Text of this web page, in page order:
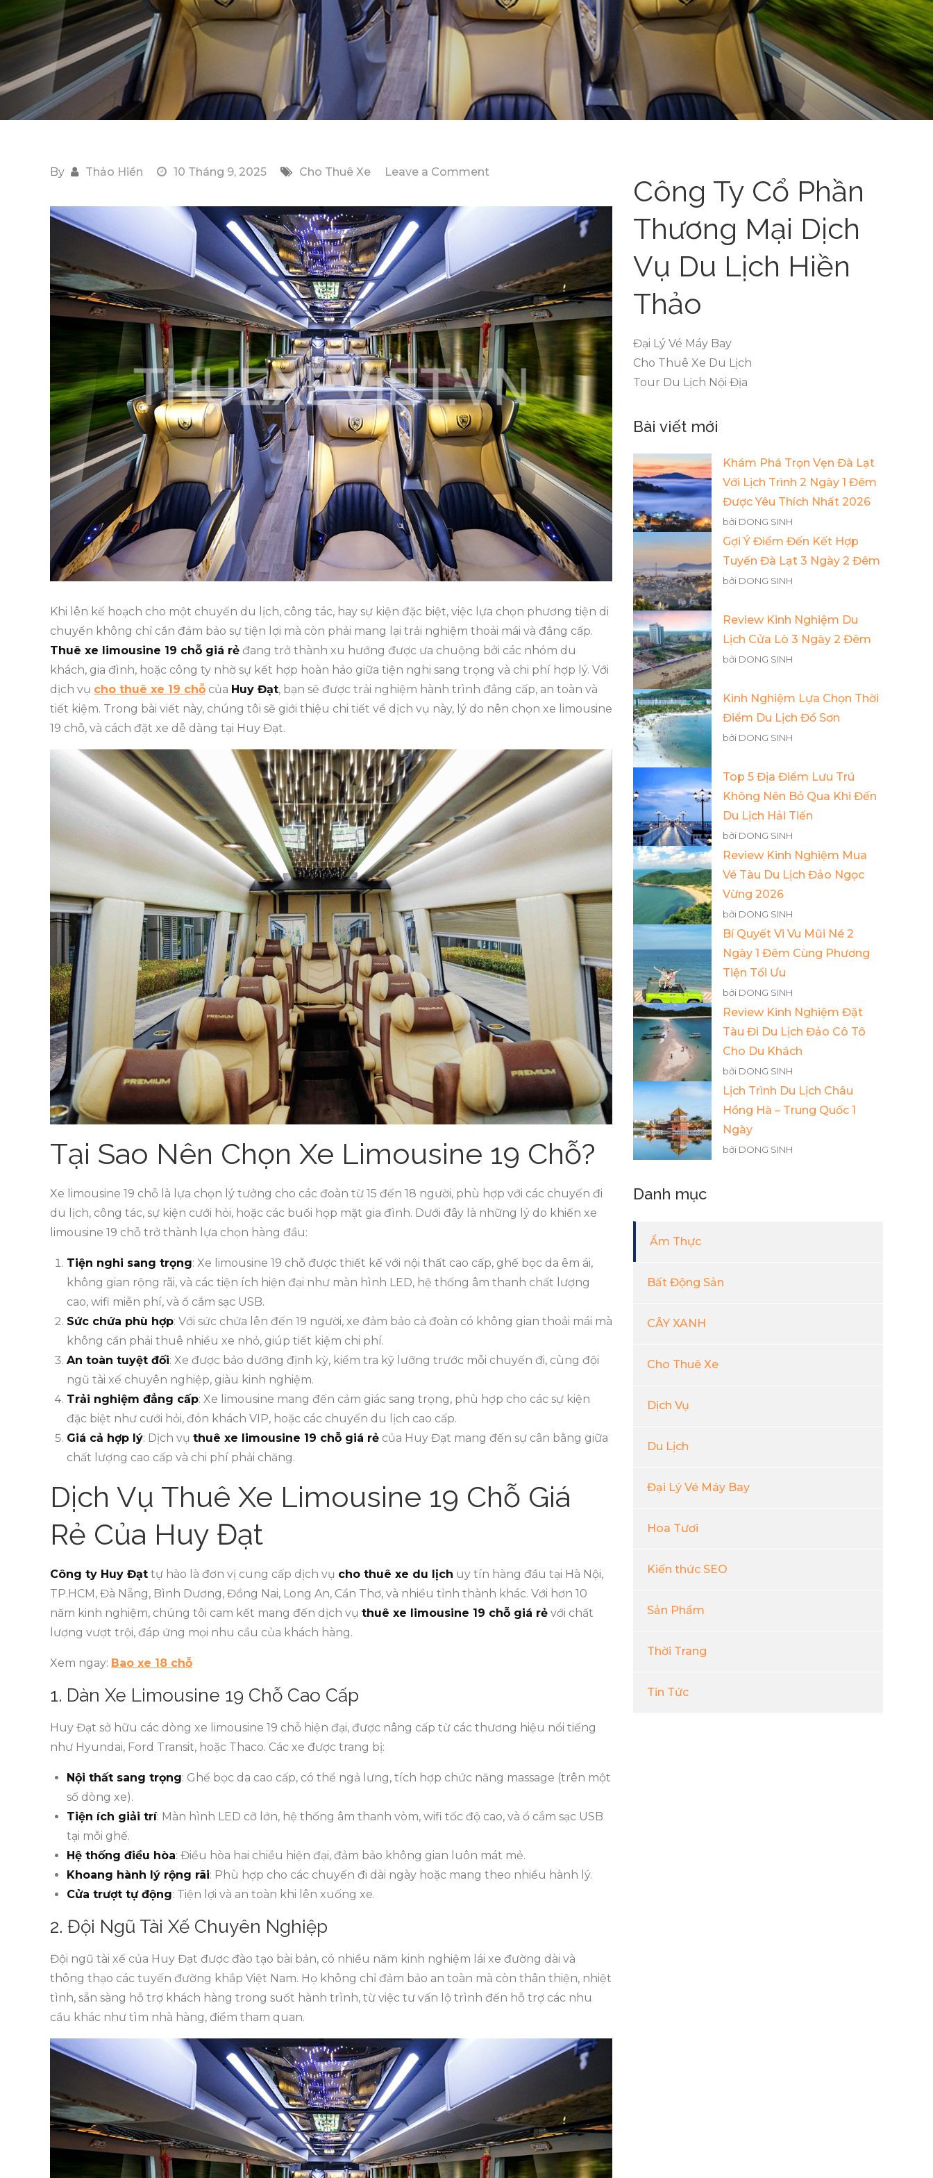
By Thảo Hiền 10 Tháng 9, 2025 Cho Thuê Xe Leave a Comment
Xe
Limousine
19
Giá
Rẻ
–
Trải
Nghiệm
Hành
Trình
Sang
Trọng
Cùng
Huy
Đạt
Khi lên kế hoạch cho một chuyến du lịch, công tác, hay sự kiện đặc biệt, việc lựa chọn phương tiện di
chuyển không chỉ cần đảm bảo sự tiện lợi mà còn phải mang lại trải nghiệm thoải mái và đẳng cấp.
Thuê xe limousine 19 chỗ giá rẻ đang trở thành xu hướng được ưa chuộng bởi các nhóm du
khách, gia đình, hoặc công ty nhờ sự kết hợp hoàn hảo giữa tiện nghi sang trọng và chi phí hợp lý. Với
dịch vụ cho thuê xe 19 chỗ của Huy Đạt, bạn sẽ được trải nghiệm hành trình đẳng cấp, an toàn và
tiết kiệm. Trong bài viết này, chúng tôi sẽ giới thiệu chi tiết về dịch vụ này, lý do nên chọn xe limousine
19 chỗ, và cách đặt xe dễ dàng tại Huy Đạt.
Tại Sao Nên Chọn Xe Limousine 19 Chỗ?
Xe limousine 19 chỗ là lựa chọn lý tưởng cho các đoàn từ 15 đến 18 người, phù hợp với các chuyến đi
du lịch, công tác, sự kiện cưới hỏi, hoặc các buổi họp mặt gia đình. Dưới đây là những lý do khiến xe
limousine 19 chỗ trở thành lựa chọn hàng đầu:
Tiện nghi sang trọng: Xe limousine 19 chỗ được thiết kế với nội thất cao cấp, ghế bọc da êm ái,
không gian rộng rãi, và các tiện ích hiện đại như màn hình LED, hệ thống âm thanh chất lượng
cao, wifi miễn phí, và ổ cắm sạc USB.
Sức chứa phù hợp: Với sức chứa lên đến 19 người, xe đảm bảo cả đoàn có không gian thoải mái mà
không cần phải thuê nhiều xe nhỏ, giúp tiết kiệm chi phí.
An toàn tuyệt đối: Xe được bảo dưỡng định kỳ, kiểm tra kỹ lưỡng trước mỗi chuyến đi, cùng đội
ngũ tài xế chuyên nghiệp, giàu kinh nghiệm.
Trải nghiệm đẳng cấp: Xe limousine mang đến cảm giác sang trọng, phù hợp cho các sự kiện
đặc biệt như cưới hỏi, đón khách VIP, hoặc các chuyến du lịch cao cấp.
Giá cả hợp lý: Dịch vụ thuê xe limousine 19 chỗ giá rẻ của Huy Đạt mang đến sự cân bằng giữa
chất lượng cao cấp và chi phí phải chăng.
Dịch Vụ Thuê Xe Limousine 19 Chỗ Giá
Rẻ Của Huy Đạt
Công ty Huy Đạt tự hào là đơn vị cung cấp dịch vụ cho thuê xe du lịch uy tín hàng đầu tại Hà Nội,
TP.HCM, Đà Nẵng, Bình Dương, Đồng Nai, Long An, Cần Thơ, và nhiều tỉnh thành khác. Với hơn 10
năm kinh nghiệm, chúng tôi cam kết mang đến dịch vụ thuê xe limousine 19 chỗ giá rẻ với chất
lượng vượt trội, đáp ứng mọi nhu cầu của khách hàng.
Xem ngay: Bao xe 18 chỗ
1. Dàn Xe Limousine 19 Chỗ Cao Cấp
Huy Đạt sở hữu các dòng xe limousine 19 chỗ hiện đại, được nâng cấp từ các thương hiệu nổi tiếng
như Hyundai, Ford Transit, hoặc Thaco. Các xe được trang bị:
Nội thất sang trọng: Ghế bọc da cao cấp, có thể ngả lưng, tích hợp chức năng massage (trên một
số dòng xe).
Tiện ích giải trí: Màn hình LED cỡ lớn, hệ thống âm thanh vòm, wifi tốc độ cao, và ổ cắm sạc USB
tại mỗi ghế.
Hệ thống điều hòa: Điều hòa hai chiều hiện đại, đảm bảo không gian luôn mát mẻ.
Khoang hành lý rộng rãi: Phù hợp cho các chuyến đi dài ngày hoặc mang theo nhiều hành lý.
Cửa trượt tự động: Tiện lợi và an toàn khi lên xuống xe.
2. Đội Ngũ Tài Xế Chuyên Nghiệp
Đội ngũ tài xế của Huy Đạt được đào tạo bài bản, có nhiều năm kinh nghiệm lái xe đường dài và
thông thạo các tuyến đường khắp Việt Nam. Họ không chỉ đảm bảo an toàn mà còn thân thiện, nhiệt
tình, sẵn sàng hỗ trợ khách hàng trong suốt hành trình, từ việc tư vấn lộ trình đến hỗ trợ các nhu
cầu khác như tìm nhà hàng, điểm tham quan.
Công Ty Cổ Phần
Thương Mại Dịch
Vụ Du Lịch Hiền
Thảo
Đại Lý Vé Máy Bay
Cho Thuê Xe Du Lịch
Tour Du Lịch Nội Địa
Bài viết mới
Khám Phá Trọn Vẹn Đà Lạt
Với Lịch Trình 2 Ngày 1 Đêm
Được Yêu Thích Nhất 2026
bởi DONG SINH
Gợi Ý Điểm Đến Kết Hợp
Tuyến Đà Lạt 3 Ngày 2 Đêm
bởi DONG SINH
Review Kinh Nghiệm Du
Lịch Cửa Lò 3 Ngày 2 Đêm
bởi DONG SINH
Kinh Nghiệm Lựa Chọn Thời
Điểm Du Lịch Đồ Sơn
bởi DONG SINH
Top 5 Địa Điểm Lưu Trú
Không Nên Bỏ Qua Khi Đến
Du Lịch Hải Tiến
bởi DONG SINH
Review Kinh Nghiệm Mua
Vé Tàu Du Lịch Đảo Ngọc
Vừng 2026
bởi DONG SINH
Bí Quyết Vi Vu Mũi Né 2
Ngày 1 Đêm Cùng Phương
Tiện Tối Ưu
bởi DONG SINH
Review Kinh Nghiệm Đặt
Tàu Đi Du Lịch Đảo Cô Tô
Cho Du Khách
bởi DONG SINH
Lịch Trình Du Lịch Châu
Hồng Hà – Trung Quốc 1
Ngày
bởi DONG SINH
Danh mục
Ẩm Thực
Bất Động Sản
CÂY XANH
Cho Thuê Xe
Dịch Vụ
Du Lịch
Đại Lý Vé Máy Bay
Hoa Tươi
Kiến thức SEO
Sản Phẩm
Thời Trang
Tin Tức